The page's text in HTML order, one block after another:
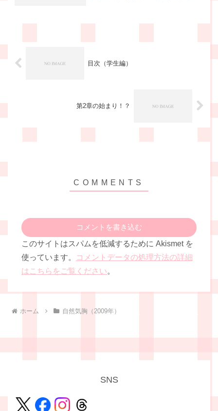
目次（学生編）
第2章の始まり！？
コメントを書き込む
このサイトはスパムを低減するために Akismet を
使っています。
コメントデータの処理方法の詳細
はこちらをご覧ください。
ホーム 自然気胸（2009年）
SNS